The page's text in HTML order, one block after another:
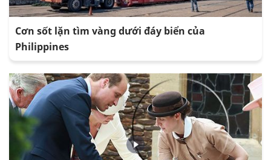
Cơn sốt lặn tìm vàng dưới đáy biển của
Philippines